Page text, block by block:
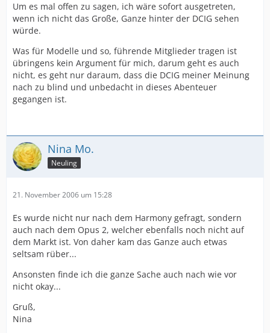
Um es mal offen zu sagen, ich wäre sofort ausgetreten,
wenn ich nicht das Große, Ganze hinter der DCIG sehen
würde.
Was für Modelle und so, führende Mitglieder tragen ist
übringens kein Argument für mich, darum geht es auch
nicht, es geht nur daraum, dass die DCIG meiner Meinung
nach zu blind und unbedacht in dieses Abenteuer
gegangen ist.
Nina Mo.
Neuling
21. November 2006 um 15:28
Es wurde nicht nur nach dem Harmony gefragt, sondern
auch nach dem Opus 2, welcher ebenfalls noch nicht auf
dem Markt ist. Von daher kam das Ganze auch etwas
seltsam rüber...
Ansonsten finde ich die ganze Sache auch nach wie vor
nicht okay...
Gruß,
Nina